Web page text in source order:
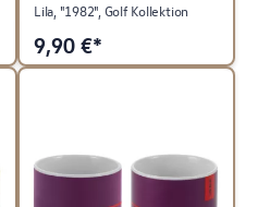
Lila, "1982", Golf Kollektion
9,90 €*